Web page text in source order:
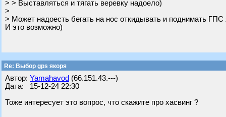
> > Выставляться и тягать веревку надоело)
>
> Может надоесть бегать на нос откидывать и поднимать ГПС
И это возможно)
Re: Выбор gps якоря
Автор: Yamahavod (66.151.43.---)
Дата: 15-12-24 22:30
Тоже интересует это вопрос, что скажите про хасвинг ?